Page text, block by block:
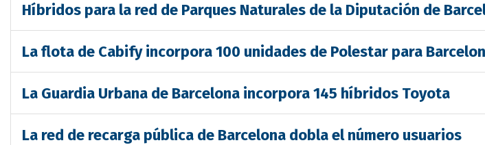
Híbridos para la red de Parques Naturales de la Diputación de
La flota de Cabify incorpora 100 unidades de Polestar para
La Guardia Urbana de Barcelona incorpora 145 híbridos Toyota
La red de recarga pública de Barcelona dobla el número usuarios